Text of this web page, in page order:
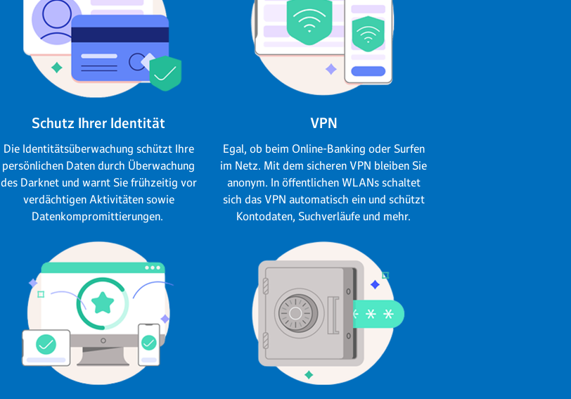
Schutz Ihrer Identität
Die Identitätsüberwachung schützt Ihre
persönlichen Daten durch Überwachung
des Darknet und warnt Sie frühzeitig vor
verdächtigen Aktivitäten sowie
Datenkompromittierungen.
VPN
Egal, ob beim Online-Banking oder Surfen
im Netz. Mit dem sicheren VPN bleiben Sie
anonym. In öffentlichen WLANs schaltet
sich das VPN automatisch ein und schützt
Kontodaten, Suchverläufe und mehr.